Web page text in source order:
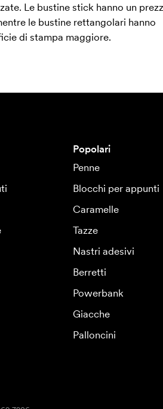
Le bustine stick hanno un
le bustine rettangolari hanno
di stampa maggiore.
Popolari
Penne
Blocchi per appunti
Caramelle
Tazze
Nastri adesivi
Berretti
Powerbank
Giacche
Palloncini